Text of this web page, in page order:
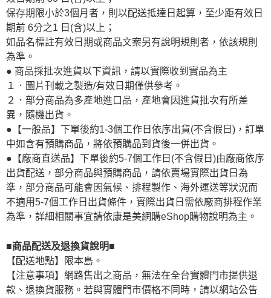
保存期限小於3個月者，則以配送抵達日起算，至少距有效日
期前 6分之1 日(含)以上；
如品名標註有效日期或商品文案另有說明規則者，依該規則
為準。
● 商品採批次進貨以下資訊，請以實際收到實品為主
１．圖片刊載之製造/有效日期僅供參考。
２．部分商品為多產地進口品，產地會因進貨批次有所差
異，隨機出貨。
●【一般品】下單後約1-3個工作日依序出貨(不含假日)，訂單
中如含有預購商品，將依預購品到貨後一併出貨。
●【廠商直送品】下單後約5-7個工作日(不含假日)由廠商依序
出貨配送，部分商品與預購商品，請依賣場實際出貨日為
準，部分商品可能會因氣候、排程製作、海外運送等狀況而
不適用5-7個工作日出貨條件，實際出貨日需依廠商排程作業
為準，詳細相關事宜請依康是美網購eShop購物說明為主。
■商品配送及退換貨說明■
【配送地點】限本島。
【注意事項】網路售出之商品，無法在全台實體門市提供退
款、退換貨服務。若與實體門市價格不同時，請以網站公告